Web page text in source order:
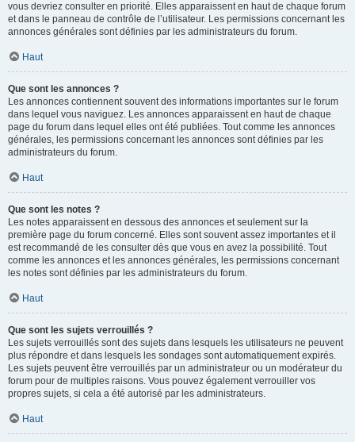
vous devriez consulter en priorité. Elles apparaissent en haut de chaque forum
et dans le panneau de contrôle de l’utilisateur. Les permissions concernant les
annonces générales sont définies par les administrateurs du forum.
Haut
Que sont les annonces ?
Les annonces contiennent souvent des informations importantes sur le forum
dans lequel vous naviguez. Les annonces apparaissent en haut de chaque
page du forum dans lequel elles ont été publiées. Tout comme les annonces
générales, les permissions concernant les annonces sont définies par les
administrateurs du forum.
Haut
Que sont les notes ?
Les notes apparaissent en dessous des annonces et seulement sur la
première page du forum concerné. Elles sont souvent assez importantes et il
est recommandé de les consulter dès que vous en avez la possibilité. Tout
comme les annonces et les annonces générales, les permissions concernant
les notes sont définies par les administrateurs du forum.
Haut
Que sont les sujets verrouillés ?
Les sujets verrouillés sont des sujets dans lesquels les utilisateurs ne peuvent
plus répondre et dans lesquels les sondages sont automatiquement expirés.
Les sujets peuvent être verrouillés par un administrateur ou un modérateur du
forum pour de multiples raisons. Vous pouvez également verrouiller vos
propres sujets, si cela a été autorisé par les administrateurs.
Haut